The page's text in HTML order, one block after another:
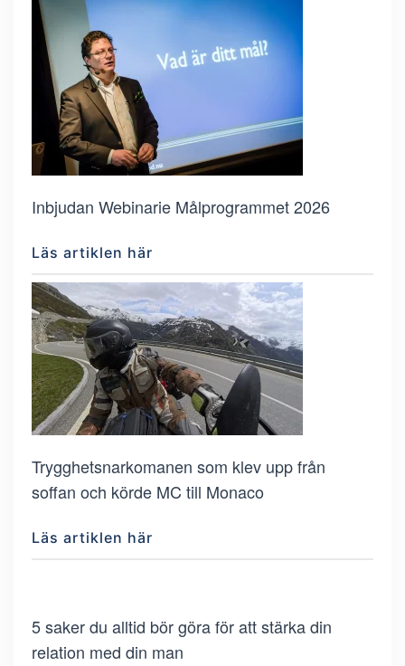
Inbjudan Webinarie Målprogrammet 2026
Läs artiklen här
Trygghetsnarkomanen som klev upp från
soffan och körde MC till Monaco
Läs artiklen här
5 saker du alltid bör göra för att stärka din
relation med din man